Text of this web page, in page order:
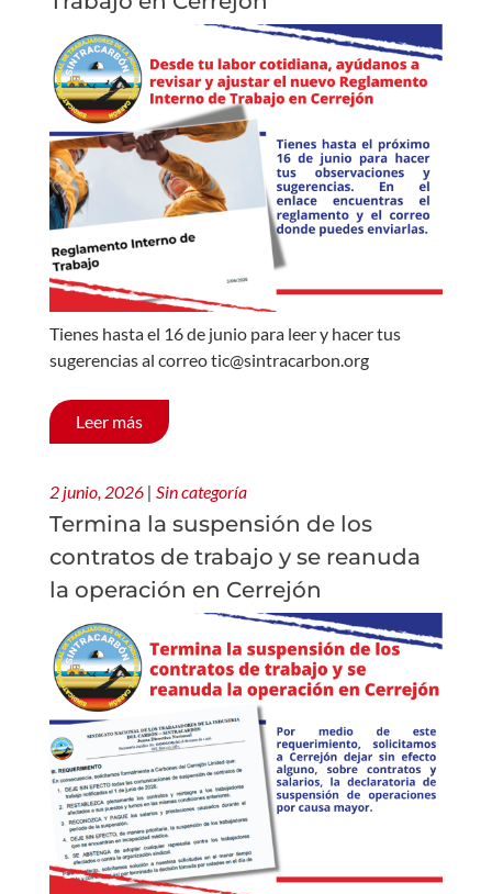
Tienes hasta el 16 de junio para leer y hacer tus
sugerencias al correo tic@sintracarbon.org
Leer más
2 junio, 2026 | Sin categoría
Termina la suspensión de los
contratos de trabajo y se reanuda
la operación en Cerrejón